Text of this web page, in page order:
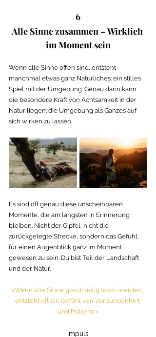
6
Alle Sinne zusammen – Wirklich
im Moment sein
Wenn alle Sinne offen sind, entsteht
manchmal etwas ganz Natürliches: ein stilles
Spiel mit der Umgebung. Genau darin kann
die besondere Kraft von Achtsamkeit in der
Natur liegen: die Umgebung als Ganzes auf
sich wirken zu lassen.
Es sind oft genau diese unscheinbaren
Momente, die am längsten in Erinnerung
bleiben. Nicht der Gipfel, nicht die
zurückgelegte Strecke, sondern das Gefühl,
für einen Augenblick ganz im Moment
gewesen zu sein. Du bist Teil der Landschaft
und der Natur.
»Wenn alle Sinne gleichzeitig wach werden,
entsteht oft ein Gefühl von Verbundenheit
und Präsenz.«
Impuls